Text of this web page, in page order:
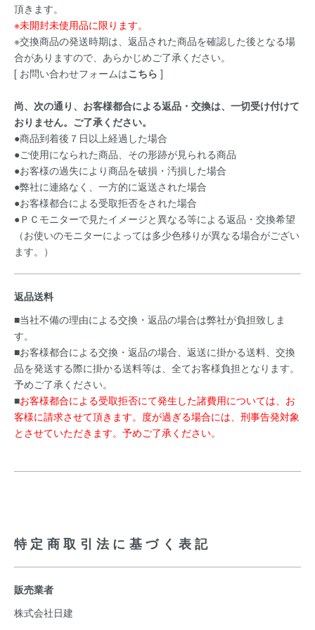
頂きます。
※未開封未使用品に限ります。
※交換商品の発送時期は、返品された商品を確認した後となる場
合がありますので、あらかじめご了承ください。
[ お問い合わせフォームはこちら ]
尚、次の通り、お客様都合による返品・交換は、一切受け付けて
おりません。ご了承ください。
●商品到着後７日以上経過した場合
●ご使用になられた商品、その形跡が見られる商品
●お客様の過失により商品を破損・汚損した場合
●弊社に連絡なく、一方的に返送された場合
●お客様都合による受取拒否をされた場合
●ＰＣモニターで見たイメージと異なる等による返品・交換希望
（お使いのモニターによっては多少色移りが異なる場合がござい
ます。）
返品送料
■当社不備の理由による交換・返品の場合は弊社が負担致しま
す。
■お客様都合による交換・返品の場合、返送に掛かる送料、交換
品を発送する際に掛かる送料等は、全てお客様負担となります。
予めご了承ください。
■お客様都合による受取拒否にて発生した諸費用については、お
客様に請求させて頂きます。度が過ぎる場合には、刑事告発対象
とさせていただきます。予めご了承ください。
特定商取引法に基づく表記
販売業者
株式会社日建